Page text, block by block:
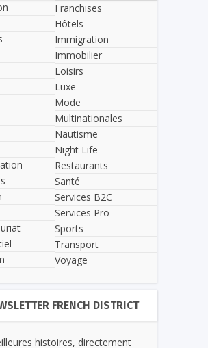
Franchises
Hôtels
Immigration
Immobilier
Loisirs
Luxe
Mode
Multinationales
Nautisme
Night Life
Restaurants
Santé
Services B2C
Services Pro
Sports
Transport
Voyage
FRENCH DISTRICT
histoires, directement